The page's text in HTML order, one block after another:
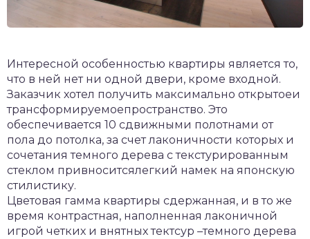
Интересной особенностью квартиры является то,
что в ней нет ни одной двери, кроме входной.
Заказчик хотел получить максимально открытоеи
трансформируемоепространство. Это
обеспечивается 10 сдвижными полотнами от
пола до потолка, за счет лаконичности которых и
сочетания темного дерева с текстурированным
стеклом привноситсялегкий намек на японскую
стилистику.
Цветовая гамма квартиры сдержанная, и в то же
время контрастная, наполненная лаконичной
игрой четких и внятных тектсур –темного дерева